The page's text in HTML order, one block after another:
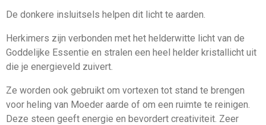
De donkere insluitsels helpen dit licht te aarden.
Herkimers zijn verbonden met het helderwitte licht van de
Goddelijke Essentie en stralen een heel helder kristallicht uit
die je energieveld zuivert.
Ze worden ook gebruikt om vortexen tot stand te brengen
voor heling van Moeder aarde of om een ruimte te reinigen.
Deze steen geeft energie en bevordert creativiteit. Zeer